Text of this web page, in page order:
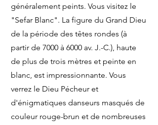
généralement peints. Vous visitez le
"Sefar Blanc". La figure du Grand Dieu
de la période des têtes rondes (à
partir de 7000 à 6000 av. J.-C.), haute
de plus de trois mètres et peinte en
blanc, est impressionnante. Vous
verrez le Dieu Pécheur et
d'énigmatiques danseurs masqués de
couleur rouge-brun et de nombreuses